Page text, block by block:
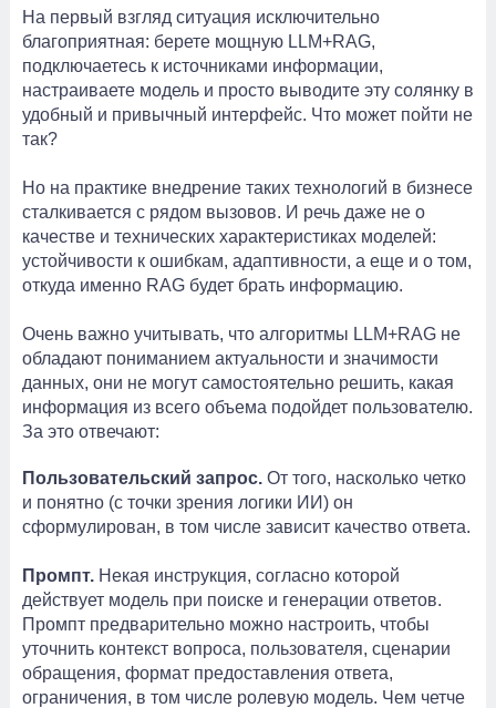
На первый взгляд ситуация исключительно
благоприятная: берете мощную LLM+RAG,
подключаетесь к источниками информации,
настраиваете модель и просто выводите эту солянку в
удобный и привычный интерфейс. Что может пойти не
так?
Но на практике внедрение таких технологий в бизнесе
сталкивается с рядом вызовов. И речь даже не о
качестве и технических характеристиках моделей:
устойчивости к ошибкам, адаптивности, а еще и о том,
откуда именно RAG будет брать информацию.
Очень важно учитывать, что алгоритмы LLM+RAG не
обладают пониманием актуальности и значимости
данных, они не могут самостоятельно решить, какая
информация из всего объема подойдет пользователю.
За это отвечают:
Пользовательский запрос. От того, насколько четко
и понятно (с точки зрения логики ИИ) он
сформулирован, в том числе зависит качество ответа.
Промпт. Некая инструкция, согласно которой
действует модель при поиске и генерации ответов.
Промпт предварительно можно настроить, чтобы
уточнить контекст вопроса, пользователя, сценарии
обращения, формат предоставления ответа,
ограничения, в том числе ролевую модель. Чем четче